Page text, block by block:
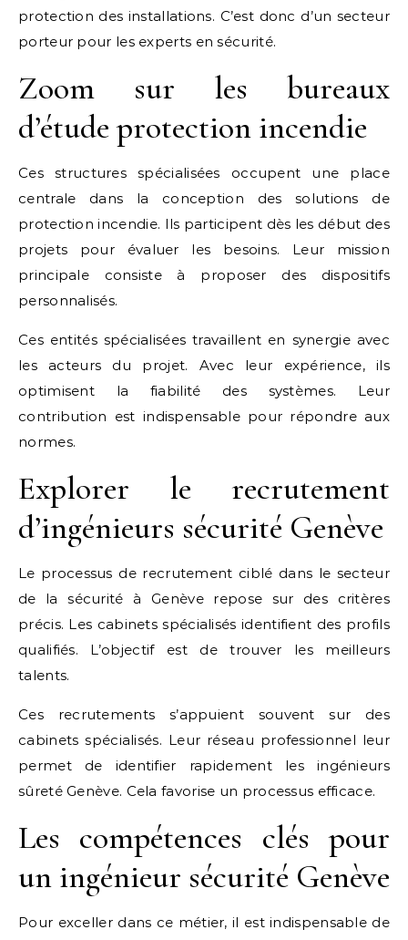
protection des installations. C’est donc d’un secteur
porteur pour les experts en sécurité.
Zoom sur les bureaux
d’étude protection incendie
Ces structures spécialisées occupent une place
centrale dans la conception des solutions de
protection incendie. Ils participent dès les début des
projets pour évaluer les besoins. Leur mission
principale consiste à proposer des dispositifs
personnalisés.
Ces entités spécialisées travaillent en synergie avec
les acteurs du projet. Avec leur expérience, ils
optimisent la fiabilité des systèmes. Leur
contribution est indispensable pour répondre aux
normes.
Explorer le recrutement
d’ingénieurs sécurité Genève
Le processus de recrutement ciblé dans le secteur
de la sécurité à Genève repose sur des critères
précis. Les cabinets spécialisés identifient des profils
qualifiés. L’objectif est de trouver les meilleurs
talents.
Ces recrutements s’appuient souvent sur des
cabinets spécialisés. Leur réseau professionnel leur
permet de identifier rapidement les ingénieurs
sûreté Genève. Cela favorise un processus efficace.
Les compétences clés pour
un ingénieur sécurité Genève
Pour exceller dans ce métier, il est indispensable de